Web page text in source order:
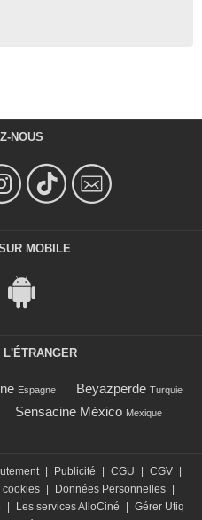
NOUS
MOBILE
Espagne Beyazperde Turquie
Sensacine México Mexique
Publicité CGU CGV
cookies Données Personnelles
Les services AlloCiné
Gérer Utiq